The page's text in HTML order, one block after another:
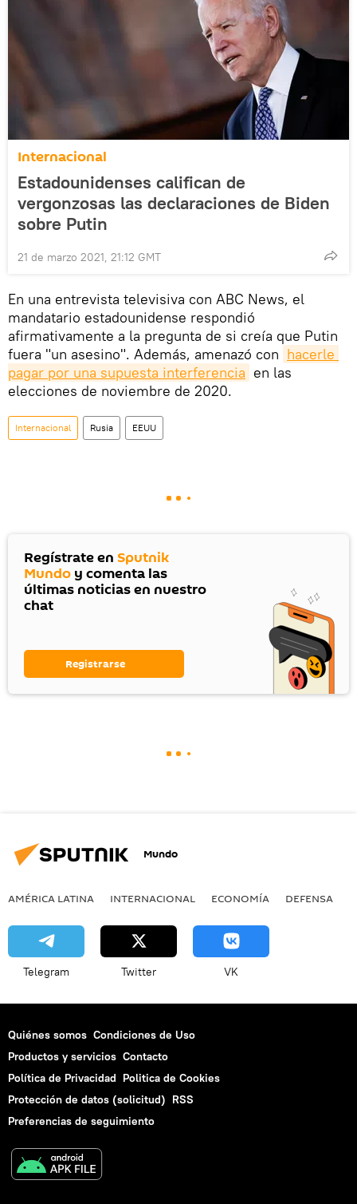
Internacional
Estadounidenses califican de
vergonzosas las declaraciones de Biden
sobre Putin
21 de marzo 2021, 21:12 GMT
En una entrevista televisiva con ABC News, el
mandatario estadounidense respondió
afirmativamente a la pregunta de si creía que Putin
fuera "un asesino". Además, amenazó con hacerle
pagar por una supuesta interferencia en las
elecciones de noviembre de 2020.
Internacional Rusia EEUU
Regístrate en Sputnik
Mundo y comenta las
últimas noticias en nuestro
chat
Registrarse
Mundo
AMÉRICA LATINA INTERNACIONAL ECONOMÍA DEFENSA
Telegram Twitter VK
Quiénes somos Condiciones de Uso
Productos y servicios Contacto
Política de Privacidad Politica de Cookies
Protección de datos (solicitud) RSS
Preferencias de seguimiento